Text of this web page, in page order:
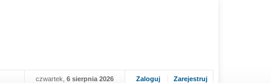
Zaloguj Zarejestruj
czwartek, 6 sierpnia 2026